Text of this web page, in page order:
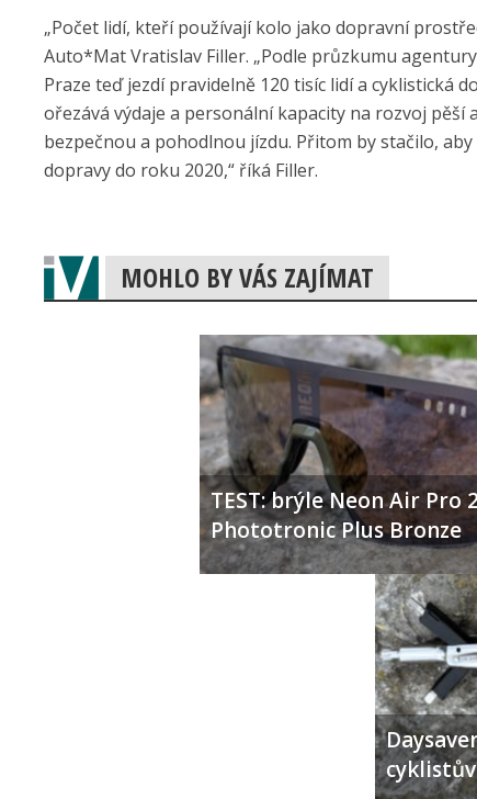
„Počet lidí, kteří používají kolo jako dopravní
Auto*Mat Vratislav Filler. „Podle průzkumu
Praze teď jezdí pravidelně 120 tisíc lidí a cyklistická
ořezává výdaje a personální kapacity na rozvoj
bezpečnou a pohodlnou jízdu. Přitom by stačilo,
dopravy do roku 2020,“ říká Filler.
MOHLO BY VÁS ZAJÍMAT
TEST: brýle Neon Air Pro
Phototronic Plus Bronze